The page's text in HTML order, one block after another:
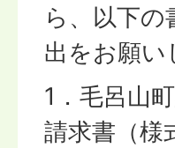
ら、以下
出をお願い
1．毛呂山
請求書（様